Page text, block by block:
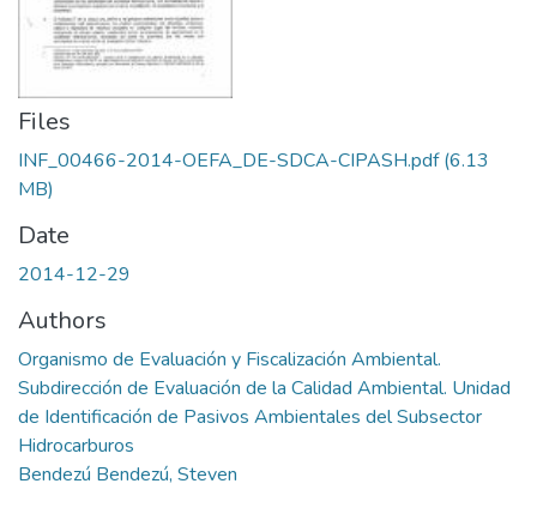
Files
INF_00466-2014-OEFA_DE-SDCA-CIPASH.pdf(6.13
MB)
Date
2014-12-29
Authors
Organismo de Evaluación y Fiscalización Ambiental.
Subdirección de Evaluación de la Calidad Ambiental. Unidad
de Identificación de Pasivos Ambientales del Subsector
Hidrocarburos
Bendezú Bendezú, Steven